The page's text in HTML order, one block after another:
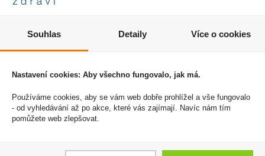
E-shop www.ceskyrajzdravi.cz je zaměřen na prodej přírodních
produktů v podobě doplňků stravy, veterinálních přípravků nebo
akčního zboží, které je potřebné v každé domácnosti. Zejména
nejčastěji objednávané zboží za výhodné ceny.
objednavky@ceskyrajzdravi.cz
DŮLEŽITÉ INFORMACE
Souhlas Detaily Více o cookies
Nastavení cookies: Aby všechno fungovalo, jak má.
Používáme cookies, aby se vám web dobře prohlížel a vše fungovalo
- od vyhledávání až po akce, které vás zajímají. Navíc nám tím
pomůžete web zlepšovat.